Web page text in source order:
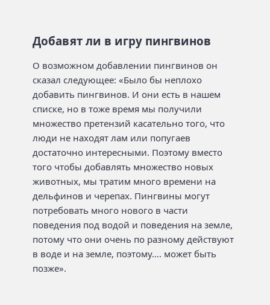
Добавят ли в игру пингвинов
О возможном добавлении пингвинов он
сказал следующее: «Было бы неплохо
добавить пингвинов. И они есть в нашем
списке, но в тоже время мы получили
множество претензий касательно того, что
люди не находят лам или попугаев
достаточно интересными. Поэтому вместо
того чтобы добавлять множество новых
животных, мы тратим много времени на
дельфинов и черепах. Пингвины могут
потребовать много нового в части
поведения под водой и поведения на земле,
потому что они очень по разному действуют
в воде и на земле, поэтому…. может быть
позже».